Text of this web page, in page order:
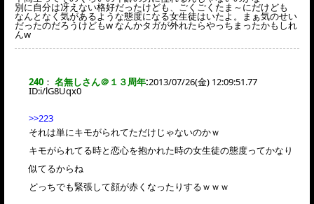
別に自分は冴えない格好だったけども、ごくごくたま～にだけども
なんとなく気があるような態度になる女生徒はいたよ。まぁ気のせい
だったのだろうけどもw なんかタガが外れたらやっちまったかもしれ
んw
240 ： 名無しさん＠１３周年:2013/07/26(金) 12:09:51.77
ID:i/lG8Uqx0
>>223
それは単にキモがられてただけじゃないのかｗ
キモがられてる時と恋心を抱かれた時の女生徒の態度ってかなり
似てるからね
どっちでも緊張して顔が赤くなったりするｗｗｗ